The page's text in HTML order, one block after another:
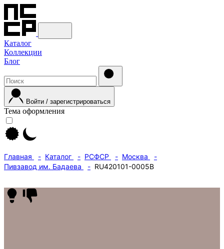
Каталог
Коллекции
Блог
Войти / зарегистрироваться
Тема оформления
Главная Каталог РСФСР
Москва
Пивзавод им. Бадаева
RU420101-0005B